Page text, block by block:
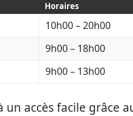
Horaires
10h00 – 20h00
9h00 – 18h00
9h00 – 13h00
un accès facile grâce